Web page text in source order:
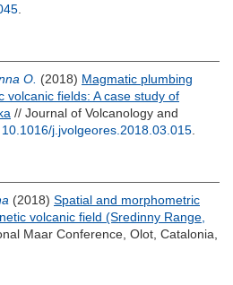
O. (2018) Magmatic plumbing
volcanic fields: A case study of
// Journal of Volcanology and
10.1016/j.jvolgeores.2018.03.015
(2018) Spatial and morphometric
volcanic field (Sredinny Range,
Maar Conference, Olot, Catalonia,